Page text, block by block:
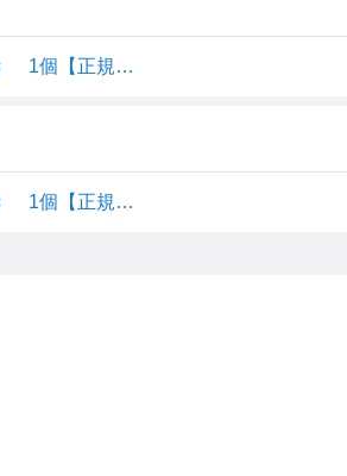
KJC 歯がため おウマのはがため 3ヶ月頃から対象 フックにかけて乾かせる穴付き 1個【正規品】【k】【ご注文後発送までに1週間前後頂戴する場合がございます】
KJC 歯がため おウマのはがため 3ヶ月頃から対象 フックにかけて乾かせる穴付き 1個【正規品】【k】【ご注文後発送までに1週間前後頂戴する場合がございます】